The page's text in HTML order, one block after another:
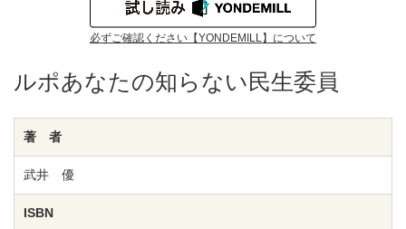
必ずご確認ください【YONDEMILL】について
ルポあなたの知らない民生委員
著 者
武井 優
ISBN